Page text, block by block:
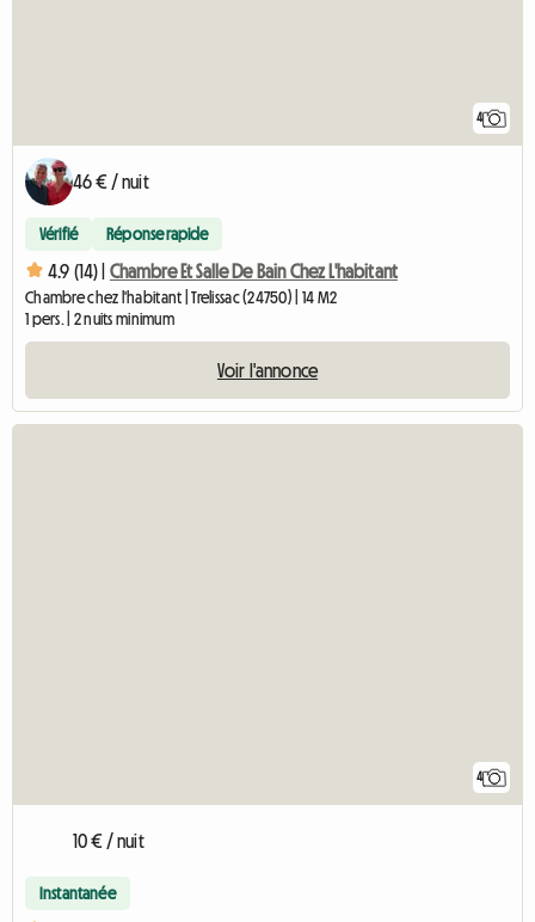
4
46 € / nuit
Vérifié Réponse rapide
4.9 (14) | Chambre Et Salle De Bain Chez L'habitant
Chambre chez l'habitant | Trelissac (24750) | 14 M2
1 pers. | 2 nuits minimum
Voir l'annonce
4
10 € / nuit
Instantanée